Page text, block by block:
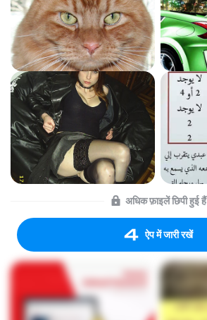
अधिक फ़ाइलें छिपी हुई हैं
ऐप में जारी रखें